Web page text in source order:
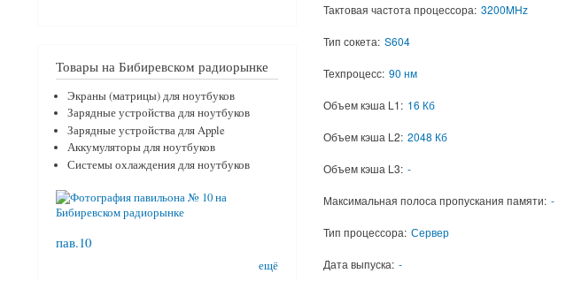
Тактовая частота процессора: 3200MHz
Тип сокета: S604
Техпроцесс: 90 нм
Объем кэша L1: 16 Кб
Объем кэша L2: 2048 Кб
Объем кэша L3: -
Максимальная полоса пропускания памяти: -
Тип процессора: Сервер
Дата выпуска: -
Товары на Бибиревском радиорынке
Экраны (матрицы) для ноутбуков
Зарядные устройства для ноутбуков
Зарядные устройства для Apple
Аккумуляторы для ноутбуков
Системы охлаждения для ноутбуков
пав.10
ещё